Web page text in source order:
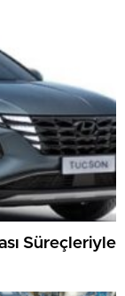
Süreçleriyle